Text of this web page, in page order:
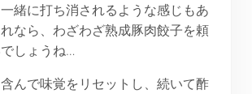
緒に打ち消されるような感じもあ
なら、わざわざ熟成豚肉餃子を頼
しょうね…
んで味覚をリセットし、続いて酢